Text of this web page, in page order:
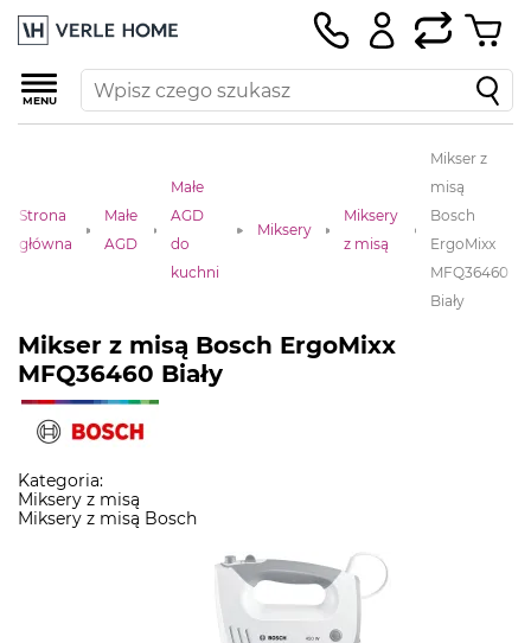
MENU
Strona
główna
Małe
AGD
Małe
AGD
do
kuchni
Miksery
Miksery
z misą
Mikser z
misą
Bosch
ErgoMixx
MFQ36460
Biały
Mikser z misą Bosch ErgoMixx
MFQ36460 Biały
Kategoria:
Miksery z misą
Miksery z misą Bosch